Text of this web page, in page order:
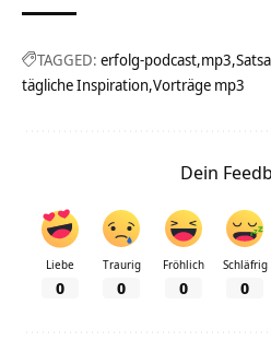
TAGGED: erfolg-podcast mp3
tägliche Inspiration Vorträge mp3
Dein
Liebe
0
Traurig
0
Fröhlich
0
Schläfrig
0